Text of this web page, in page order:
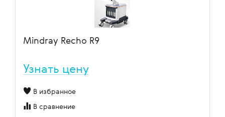
Mindray Recho R9
Узнать цену
В избранное
В сравнение